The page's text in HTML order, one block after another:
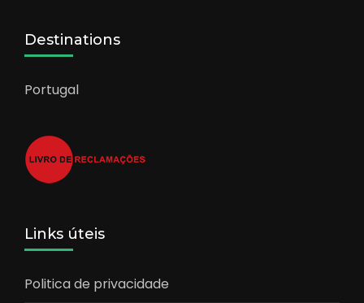
Destinations
Portugal
Links úteis
Politica de privacidade